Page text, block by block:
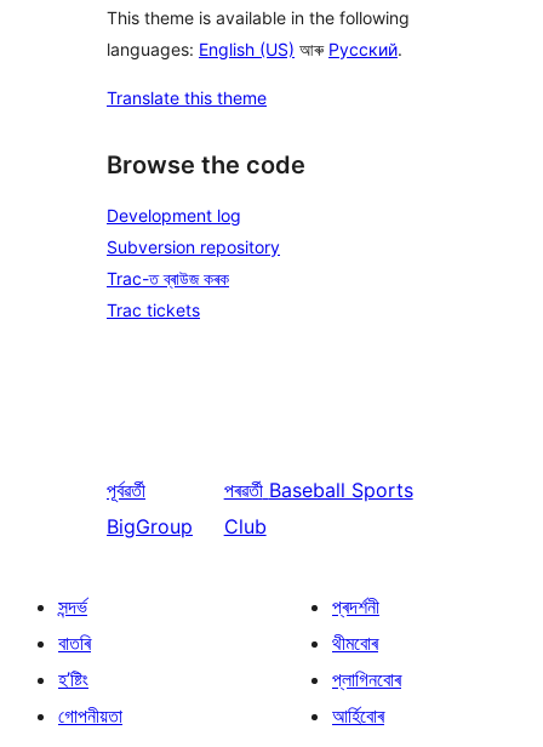
This theme is available in the following
languages: English (US) আৰু Русский.
Translate this theme
Browse the code
Development log
Subversion repository
Trac-ত ব্ৰাউজ কৰক
Trac tickets
পূৰ্বৱৰ্তী
BigGroup
পৰৱৰ্তী Baseball Sports
Club
সন্দৰ্ভ
বাতৰি
হ’ষ্টিং
গোপনীয়তা
প্ৰদৰ্শনী
থীমবোৰ
প্লাগিনবোৰ
আৰ্হিবোৰ